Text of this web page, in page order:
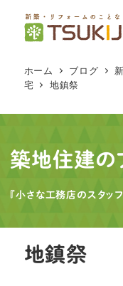
へ
動
ホーム ブログ
宅
地鎮祭
築地住建の
『小さな工務店のスタッ
地鎮祭